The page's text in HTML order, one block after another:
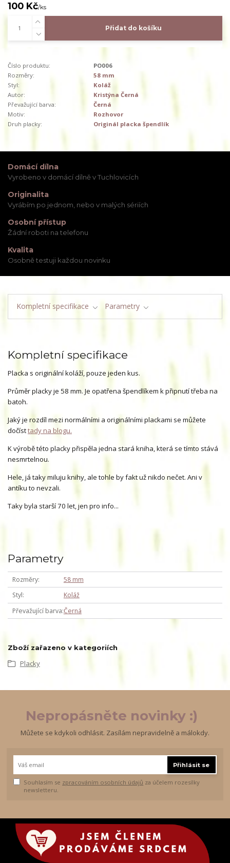
100 Kč/ks
Přidat do košíku
Číslo produktu:
PO006
Rozměry:
58 mm
Styl:
Koláž
Autor:
Kristýna Černá
Převažující barva:
Černá
Motiv:
Rozhovor
Druh placky:
Originál placka špendlík
Domácí dílna
Vyrobeno v domácí dílně v Tuchlovicích
Originalita
Vyrábím po jednom, nebo v malých sériích
Osobní přístup
Žádní roboti na telefonu
Kvalita
Osobně testuji každou novinku
Kompletní specifikace Parametry
Kompletní specifikace
Placka s originální koláží, pouze jeden kus.
Průměr placky je 58 mm. Je opatřena špendlíkem k připnutí třeba na
batoh.
Jaký je rozdíl mezi normálními a originálními plackami se můžete
dočísttady na blogu.
K výrobě této placky přispěla jedna stará kniha, která se tímto stává
nesmrtelnou.
Hele, já taky miluju knihy, ale tohle by fakt už nikdo nečet. Ani v
antíku to nevzali.
Taky byla starší 70 let, jen pro info...
Parametry
Rozměry
58 mm
Styl
Koláž
Převažující barva Černá
Zboží zařazeno v kategoriích
Placky
Nepropásněte novinky :)
Můžete se kdykoli odhlásit. Zasílám nepravidelně a málokdy.
Přihlásit se
Souhlasím se zpracováním osobních údajů za účelem rozesílky
newsletteru.